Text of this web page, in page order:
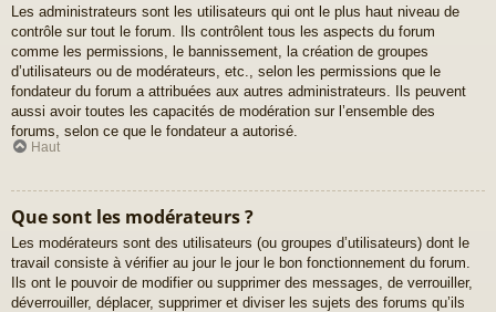
Les administrateurs sont les utilisateurs qui ont le plus haut niveau de
contrôle sur tout le forum. Ils contrôlent tous les aspects du forum
comme les permissions, le bannissement, la création de groupes
d’utilisateurs ou de modérateurs, etc., selon les permissions que le
fondateur du forum a attribuées aux autres administrateurs. Ils peuvent
aussi avoir toutes les capacités de modération sur l’ensemble des
forums, selon ce que le fondateur a autorisé.
Haut
Que sont les modérateurs ?
Les modérateurs sont des utilisateurs (ou groupes d’utilisateurs) dont le
travail consiste à vérifier au jour le jour le bon fonctionnement du forum.
Ils ont le pouvoir de modifier ou supprimer des messages, de verrouiller,
déverrouiller, déplacer, supprimer et diviser les sujets des forums qu’ils